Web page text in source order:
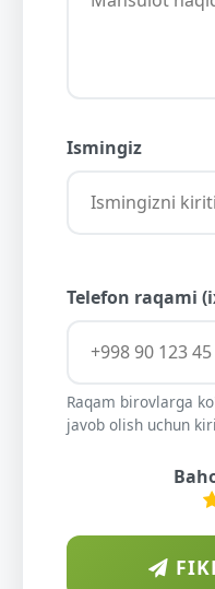
Ismingiz
Telefon raqami
Raqam birovlarga
javob olish uchun